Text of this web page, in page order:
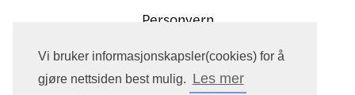
Vi bruker informasjonskapsler(cookies) for å
gjøre nettsiden best mulig. Les mer
Personvern